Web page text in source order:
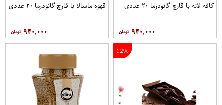
کافه لاته با قارچ گانودرما ۲۰ عددی
۹۴۰,۰۰۰
قهوه ماسالا با قارچ گانودرما ۲۰ عددی
۹۴۰,۰۰۰
12%